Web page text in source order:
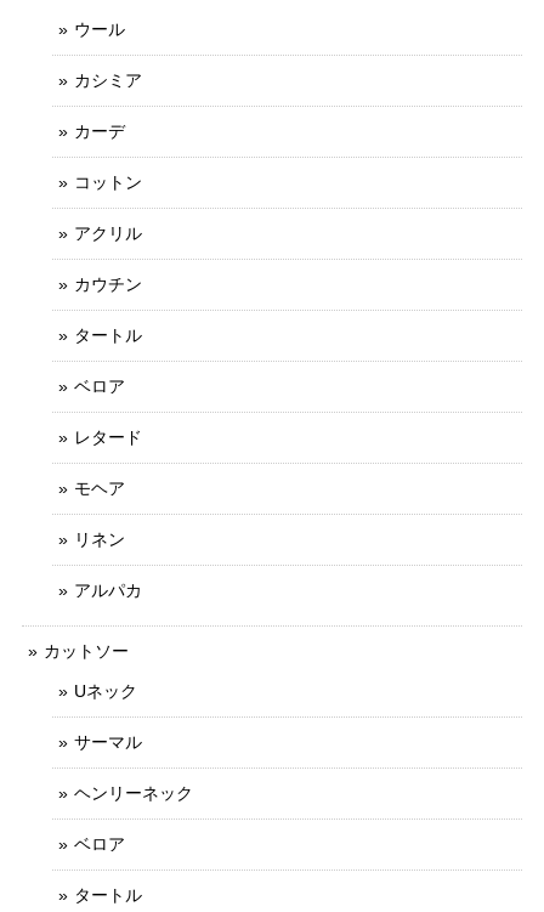
ウール
カシミア
カーデ
コットン
アクリル
カウチン
タートル
ベロア
レタード
モヘア
リネン
アルパカ
カットソー
Uネック
サーマル
ヘンリーネック
ベロア
タートル